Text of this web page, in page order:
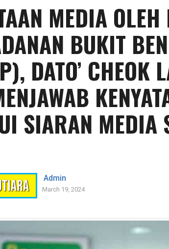
MEDIA
BUKIT
DATO’ CHEOK
SIARAN MEDIA
Admin
March 19, 2024